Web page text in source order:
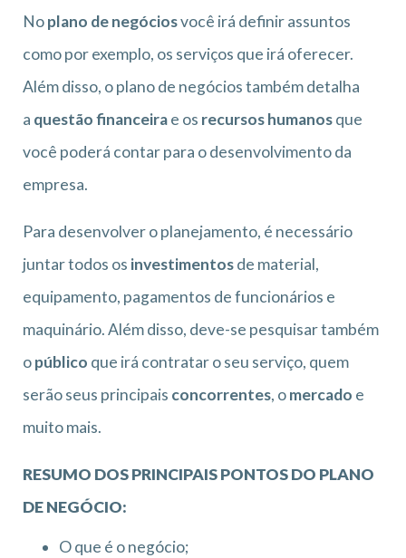
Noplano de negóciosvocê irá definir assuntos
como por exemplo, os serviços que irá oferecer.
Além disso, o plano de negócios também detalha
a questão financeirae os recursos humanosque
você poderá contar para o desenvolvimento da
empresa.
Para desenvolver o planejamento, é necessário
juntar todos os investimentosde material,
equipamento, pagamentos de funcionários e
maquinário. Além disso, deve-se pesquisar também
opúblico que irá contratar o seu serviço, quem
serão seus principais concorrentes, omercado e
muito mais.
RESUMO DOS PRINCIPAIS PONTOS DO PLANO
DE NEGÓCIO:
O que é o negócio;